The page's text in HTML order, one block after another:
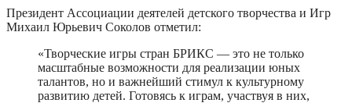
Президент Ассоциации деятелей детского творчества и Игр
Михаил Юрьевич Соколов отметил:
«Творческие игры стран БРИКС — это не только
масштабные возможности для реализации юных
талантов, но и важнейший стимул к культурному
развитию детей. Готовясь к играм, участвуя в них,